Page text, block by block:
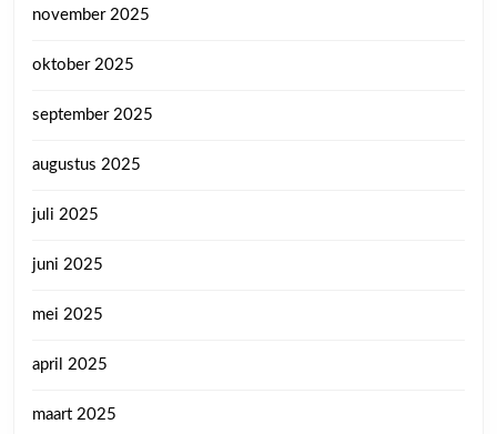
november 2025
oktober 2025
september 2025
augustus 2025
juli 2025
juni 2025
mei 2025
april 2025
maart 2025